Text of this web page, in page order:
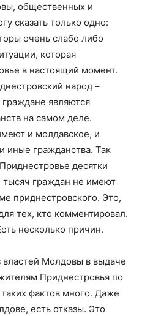
общественных и
сказать только одно:
очень слабо либо
которая
в настоящий момент.
народ –
являются
на самом деле.
и молдавское, и
иные гражданства. Так
десятки
тысяч граждан не имеют
приднестровского. Это,
тех, кто комментировал.
несколько причин.
властей Молдовы в выдаче
Приднестровья по
фактов много. Даже
есть отказы. Это